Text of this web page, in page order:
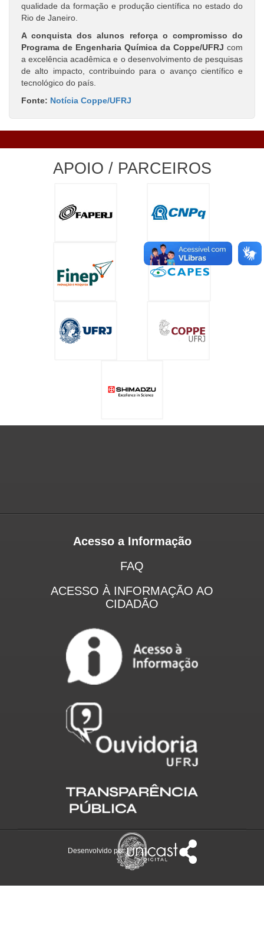
qualidade da formação e produção científica no estado do
Rio de Janeiro.
A conquista dos alunos reforça o compromisso do
Programa de Engenharia Química da Coppe/UFRJ com
a excelência acadêmica e o desenvolvimento de pesquisas
de alto impacto, contribuindo para o avanço científico e
tecnológico do país.
Fonte: Notícia Coppe/UFRJ
APOIO / PARCEIROS
Acesso a Informação
FAQ
ACESSO À INFORMAÇÃO AO
CIDADÃO
Desenvolvido por: